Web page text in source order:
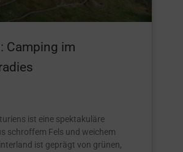
Camping im
ist eine spektakuläre
schroffem Fels und weichem
ist geprägt von grünen,